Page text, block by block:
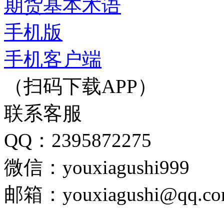
期货基本术语
手机版
手机客户端
（扫码下载APP）
联系客服
QQ：2395872275
微信：youxiagushi999
邮箱：